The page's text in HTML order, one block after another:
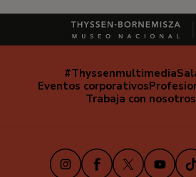
Navegación
secundaria
#Thyssenmultimedia
Eventos corporativos
Trabaja con nosotros
InstagramFacebook
X Youtube